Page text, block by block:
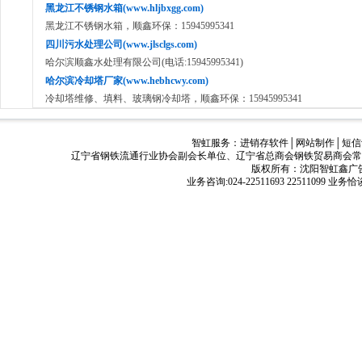
黑龙江不锈钢水箱(www.hljbxgg.com)
黑龙江不锈钢水箱，顺鑫环保：15945995341
四川污水处理公司(www.jlsclgs.com)
哈尔滨顺鑫水处理有限公司(电话:15945995341)
哈尔滨冷却塔厂家(www.hebhcwy.com)
冷却塔维修、填料、玻璃钢冷却塔，顺鑫环保：15945995341
智虹服务：进销存软件 网站制作 │短
辽宁省钢铁流通行业协会副会长单位、辽宁省总商会钢铁贸易商会
版权所有：沈阳智虹鑫广
业务咨询:024-22511693 22511099 业务